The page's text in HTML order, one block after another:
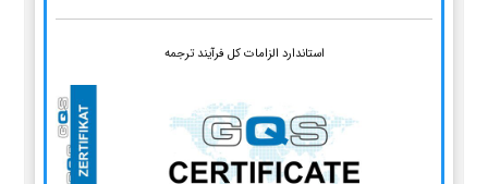
استاندارد الزامات کل فرآیند ترجمه